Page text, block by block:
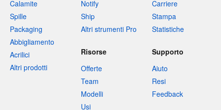
Calamite
Spille
Packaging
Abbigliamento
Acrilici
Altri prodotti
Notify
Ship
Altri strumenti Pro
Carriere
Stampa
Statistiche
Risorse
Offerte
Team
Modelli
Usi
Supporto
Aiuto
Resi
Feedback